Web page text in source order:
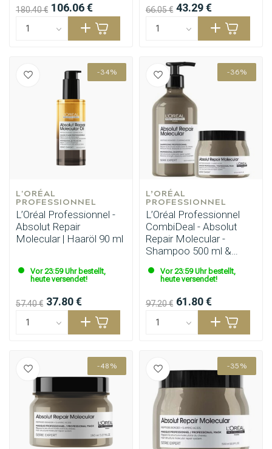
180.40 € 106.06 € 66.05 € 43.29 €
-34%
L'ORÉAL
PROFESSIONNEL
L’Oréal Professionnel -
Absolut Repair
Molecular | Haaröl 90 ml
Vor 23:59 Uhr bestellt,
heute versendet!
57.40 € 37.80 €
-36%
L’ORÉAL
PROFESSIONNEL
L’Oréal Professionnel
CombiDeal - Absolut
Repair Molecular -
Shampoo 500 ml &
Vor 23:59 Uhr bestellt,
heute versendet!
97.20 € 61.80 €
-48% -35%